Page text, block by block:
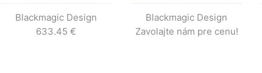
Blackmagic Design
633.45 €
ukončená!)
Blackmagic Design
Zavolajte nám pre cenu!